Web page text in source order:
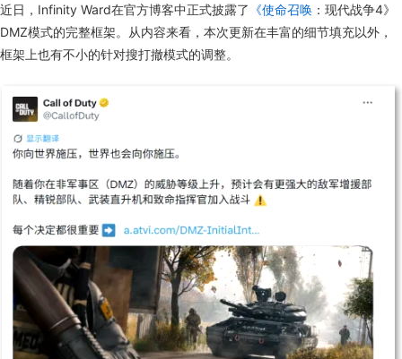
近日 ， Infinity Ward在官方博客中正式披露了 《使命召唤 ：现代战争4》
DMZ模式的完整框架。
从内容来看 ， 本次更新在丰富的细节填充以外 ，
框架上也有不小的针对搜打撤模式的调整。